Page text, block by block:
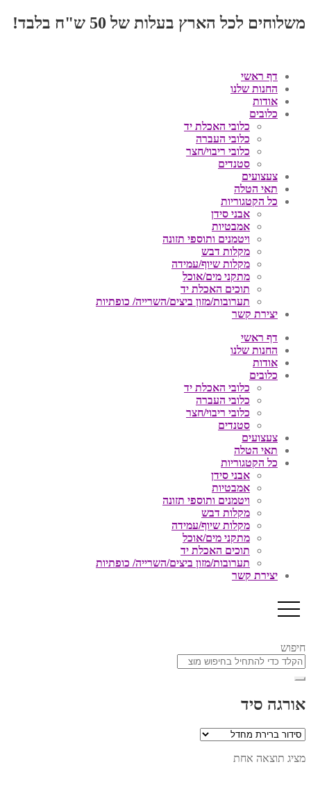
משלוחים לכל הארץ בעלות של 50 ש"ח בלבד!
דף ראשי
החנות שלנו
אודות
כלובים
כלובי האכלת יד
כלובי העברה
כלובי ריבוי/חצר
סטנדים
צעצועים
תאי הטלה
כל הקטגוריות
אבני סידן
אמבטיות
ויטמנים ותוספי תזונה
מקלות דבש
מקלות שיוף/עמידה
מתקני מים/אוכל
תוכים האכלת יד
תערובות/מזון ביצים/השרייה/ כופתיות
יצירת קשר
דף ראשי
החנות שלנו
אודות
כלובים
כלובי האכלת יד
כלובי העברה
כלובי ריבוי/חצר
סטנדים
צעצועים
תאי הטלה
כל הקטגוריות
אבני סידן
אמבטיות
ויטמנים ותוספי תזונה
מקלות דבש
מקלות שיוף/עמידה
מתקני מים/אוכל
תוכים האכלת יד
תערובות/מזון ביצים/השרייה/ כופתיות
יצירת קשר
חיפוש
אורגה סיד
מציג תוצאה אחת